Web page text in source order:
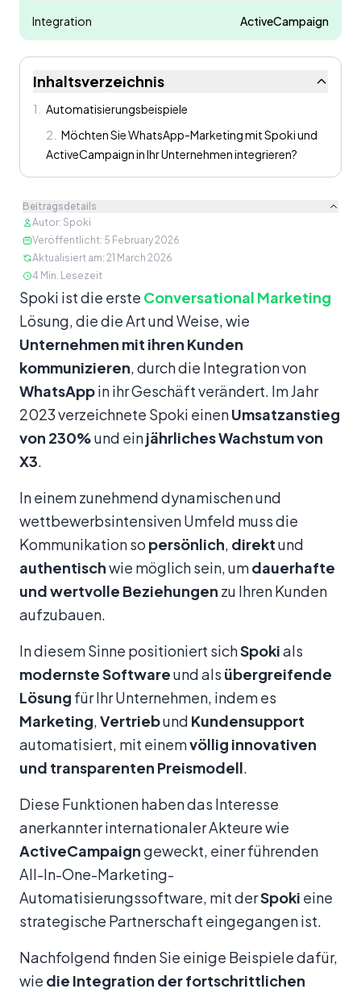
Integration ActiveCampaign
Inhaltsverzeichnis
1
Automatisierungsbeispiele
2
Möchten Sie WhatsApp-Marketing mit Spoki und
ActiveCampaign in Ihr Unternehmen integrieren?
Beitragsdetails
Autor: Spoki
Veröffentlicht: 5 February 2026
Aktualisiert am: 21 March 2026
4 Min. Lesezeit
Inhalt
Spoki ist die erste Conversational Marketing
Lösung, die die Art und Weise, wie
Unternehmen mit ihren Kunden
kommunizieren, durch die Integration von
WhatsAppin ihr Geschäft verändert. Im Jahr
2023 verzeichnete Spoki einenUmsatzanstieg
von 230%und einjährliches Wachstum von
X3.
In einem zunehmend dynamischen und
wettbewerbsintensiven Umfeld muss die
Kommunikation so persönlich, direktund
authentischwie möglich sein, umdauerhafte
und wertvolle Beziehungen zu Ihren Kunden
aufzubauen.
In diesem Sinne positioniert sichSpokials
modernste Softwareund als übergreifende
Lösung für Ihr Unternehmen, indem es
Marketing,Vertriebund Kundensupport
automatisiert, mit einemvöllig innovativen
und transparenten Preismodell.
Diese Funktionen haben das Interesse
anerkannter internationaler Akteure wie
ActiveCampaigngeweckt, einer führenden
All-In-One-Marketing-
Automatisierungssoftware, mit derSpoki eine
strategische Partnerschaft eingegangen ist.
Nachfolgend finden Sie einige Beispiele dafür,
wie die Integration der fortschrittlichen